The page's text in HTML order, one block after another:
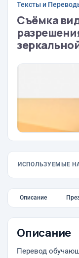
Тексты и
Съёмка
ИСПОЛЬЗУЕМЫЕ
Описание
Описание
Перевод